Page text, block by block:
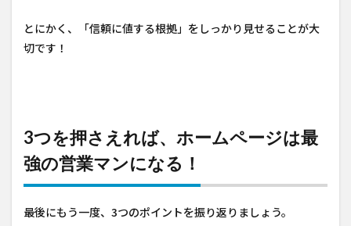
とにかく、「信頼に値する根拠」をしっかり見せることが大
切です！
3つを押さえれば、ホームページは最
強の営業マンになる！
最後にもう一度、3つのポイントを振り返りましょう。